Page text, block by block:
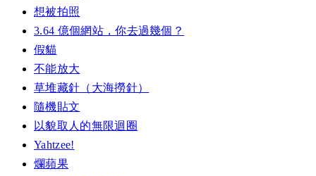
想被拍照
3.64 億個網站，你去過幾個？
假貓
不能放大
草堆藏針（大海撈針）
隨機貼文
以貌取人的無限迴圈
Yahtzee!
爛蘋果